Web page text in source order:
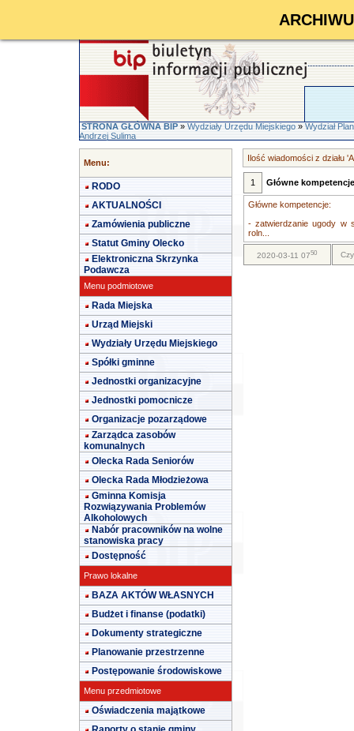
STRONA GŁÓWNA BIP»Wydziały Urzędu Miejskiego»Wydział
Andrzej Sulima
Menu:
RODO
AKTUALNOŚCI
Zamówienia publiczne
Statut Gminy Olecko
Elektroniczna Skrzynka
Podawcza
Menu podmiotowe
Rada Miejska
Urząd Miejski
Wydziały Urzędu Miejskiego
Spółki gminne
Jednostki organizacyjne
Jednostki pomocnicze
Organizacje pozarządowe
Zarządca zasobów
komunalnych
Olecka Rada Seniorów
Olecka Rada Młodzieżowa
Gminna Komisja
Rozwiązywania Problemów
Alkoholowych
Nabór pracowników na wolne
stanowiska pracy
Dostępność
Prawo lokalne
BAZA AKTÓW WŁASNYCH
Budżet i finanse (podatki)
Dokumenty strategiczne
Planowanie przestrzenne
Postępowanie środowiskowe
Menu przedmiotowe
Oświadczenia majątkowe
Ilość wiadomości z działu
1 Główne kompetencje
Główne kompetencje:
- zatwierdzanie ugody w
roln...
2020-03-11 0750